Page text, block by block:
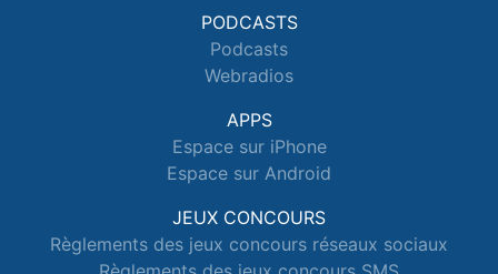
PODCASTS
Podcasts
Webradios
APPS
Espace sur iPhone
Espace sur Android
JEUX CONCOURS
Règlements des jeux concours réseaux sociaux